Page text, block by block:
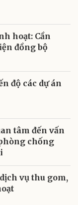
hoạt: Cần
đồng bộ
độ các dự án
tâm đến vấn
chống
vụ thu gom,